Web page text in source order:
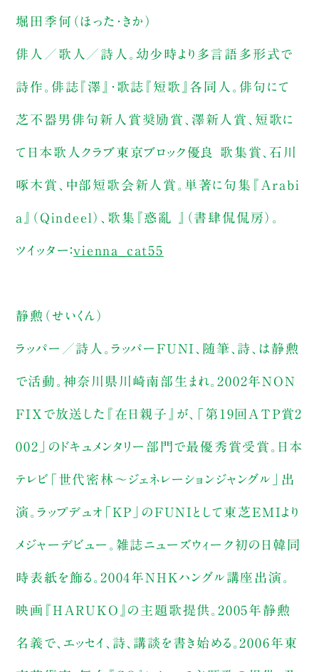
堀田季何（ほった・きか）
俳人／歌人／詩人。幼少時より多言語多形式で
詩作。俳誌『澤』・歌誌『短歌』各同人。俳句にて
芝不器男俳句新人賞奨励賞、澤新人賞、短歌に
て日本歌人クラブ東京ブロック優良 歌集賞、石川
啄木賞、中部短歌会新人賞。単著に句集『Arabi
a』（Qindeel）、歌集『惑亂 』（書肆侃侃房）。
ツイッター：vienna_cat55
静勲（せいくん）
ラッパー／詩人。ラッパーFUNI、随筆、詩、は静勲
で活動。神奈川県川崎南部生まれ。2002年NON
FIXで放送した『在日親子』が、「第19回ＡＴＰ賞2
002」のドキュメンタリー部門で最優秀賞受賞。日本
テレビ「世代密林～ジェネレーションジャングル」出
演。ラップデュオ「KP」のFUNIとして東芝EMIより
メジャーデビュー。雑誌ニューズウィーク初の日韓同
時表紙を飾る。2004年NHKハングル講座出演。
映画『HARUKO』の主題歌提供。2005年静勲
名義で、エッセイ、詩、講談を書き始める。2006年東